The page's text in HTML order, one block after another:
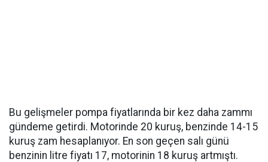
Bu gelişmeler pompa fiyatlarında bir kez daha zammı
gündeme getirdi. Motorinde 20 kuruş, benzinde 14-15
kuruş zam hesaplanıyor. En son geçen salı günü
benzinin litre fiyatı 17, motorinin 18 kuruş artmıştı.